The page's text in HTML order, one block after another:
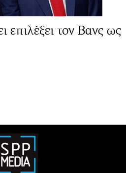
επιλέξει τον Βανς ως